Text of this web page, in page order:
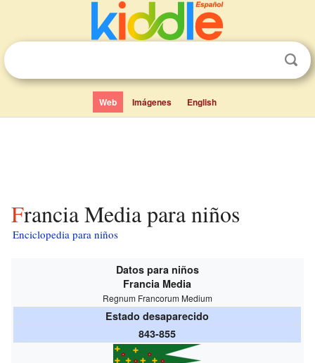
Web Imágenes English
Francia Media para niños
Enciclopedia para niños
Datos para niños
Francia Media
Regnum Francorum Medium
Estado desaparecido
843-855